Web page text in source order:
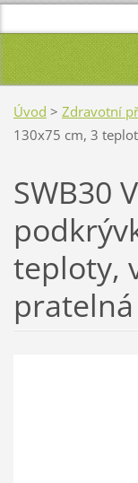
Úvod > Zdravotní
130x75 cm, 3
SWB30
teploty,
pratelná